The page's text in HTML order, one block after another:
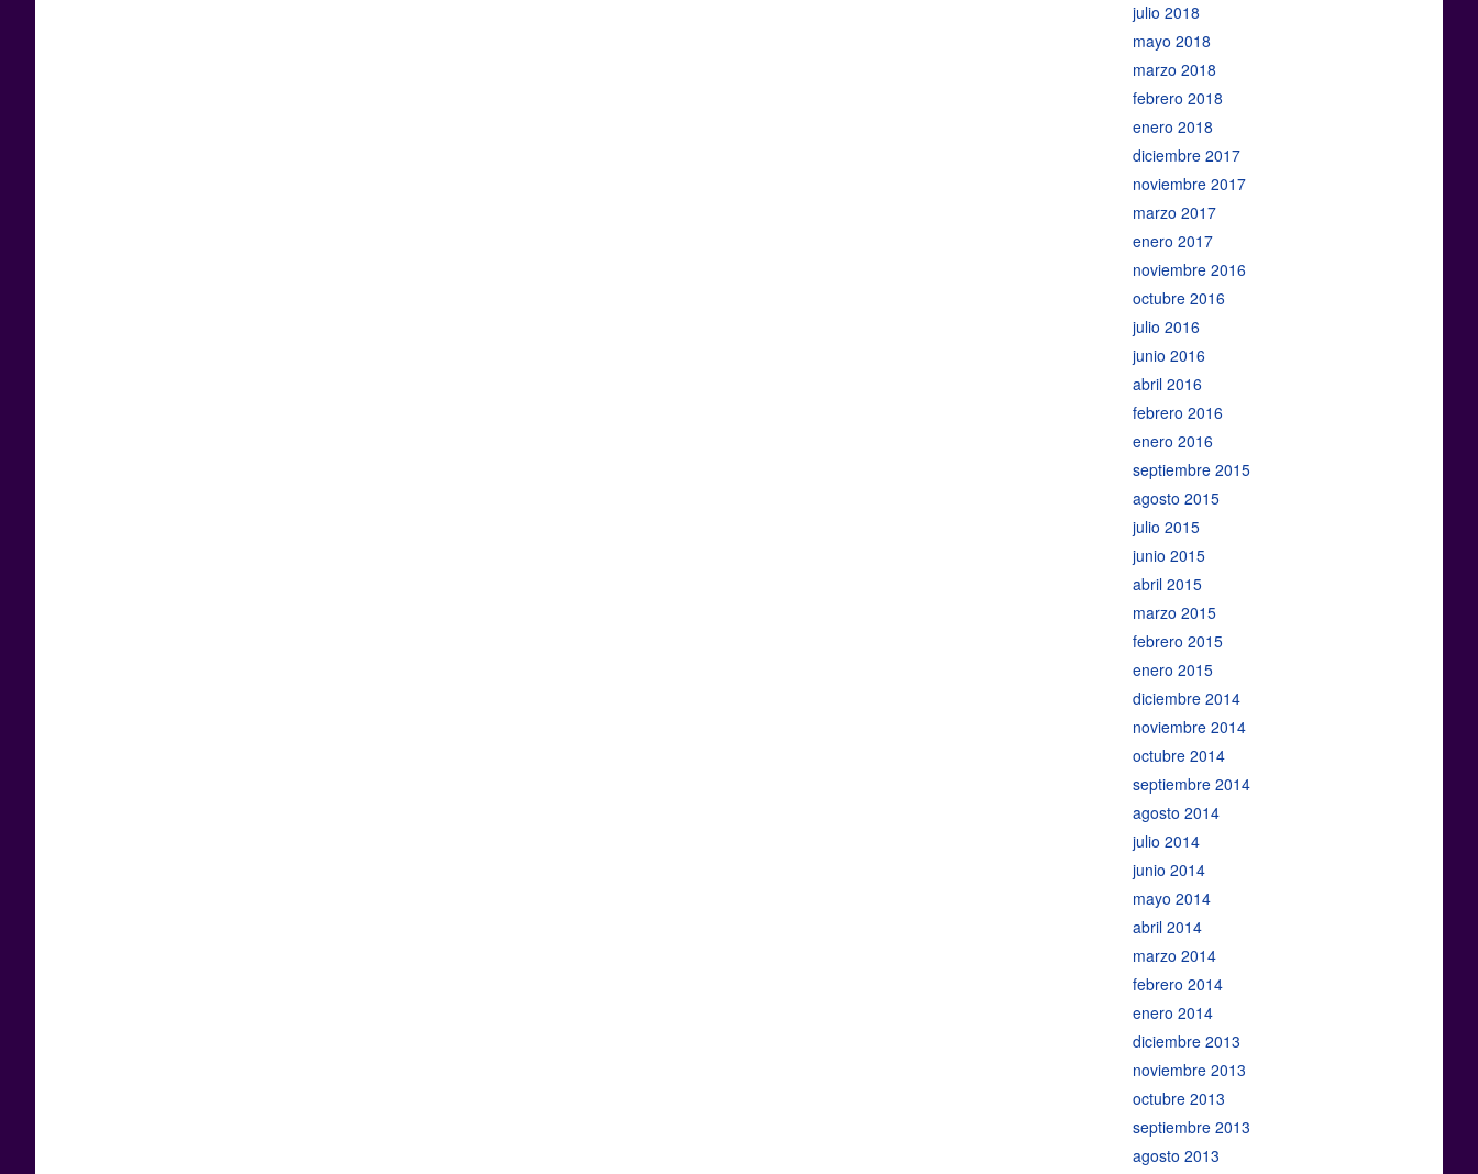
julio 2018
mayo 2018
marzo 2018
febrero 2018
enero 2018
diciembre 2017
noviembre 2017
marzo 2017
enero 2017
noviembre 2016
octubre 2016
julio 2016
junio 2016
abril 2016
febrero 2016
enero 2016
septiembre 2015
agosto 2015
julio 2015
junio 2015
abril 2015
marzo 2015
febrero 2015
enero 2015
diciembre 2014
noviembre 2014
octubre 2014
septiembre 2014
agosto 2014
julio 2014
junio 2014
mayo 2014
abril 2014
marzo 2014
febrero 2014
enero 2014
diciembre 2013
noviembre 2013
octubre 2013
septiembre 2013
agosto 2013